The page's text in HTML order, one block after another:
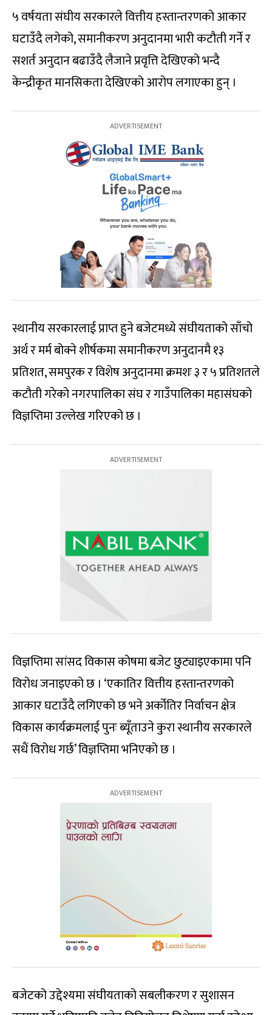
५ वर्षयता संघीय सरकारले वित्तीय हस्तान्तरणको आकार
घटाउँदै लगेको, समानीकरण अनुदानमा भारी कटौती गर्ने र
सशर्त अनुदान बढाउँदै लैजाने प्रवृत्ति देखिएको भन्दै
केन्द्रीकृत मानसिकता देखिएको आरोप लगाएका हुन् ।
स्थानीय सरकारलाई प्राप्त हुने बजेटमध्ये संघीयताको साँचो
अर्थ र मर्म बोक्ने शीर्षकमा समानीकरण अनुदानमै १३
प्रतिशत, समपुरक र विशेष अनुदानमा क्रमशः ३ र ५ प्रतिशतले
कटौती गरेको नगरपालिका संघ र गाउँपालिका महासंघको
विज्ञप्तिमा उल्लेख गरिएको छ ।
विज्ञप्तिमा सांसद विकास कोषमा बजेट छुट्याइएकामा पनि
विरोध जनाइएको छ । ‘एकातिर वित्तीय हस्तान्तरणको
आकार घटाउँदै लगिएको छ भने अर्कोतिर निर्वाचन क्षेत्र
विकास कार्यक्रमलाई पुनः ब्यूँताउने कुरा स्थानीय सरकारले
सधैं विरोध गर्छ’ विज्ञप्तिमा भनिएको छ ।
बजेटको उद्देश्यमा संघीयताको सबलीकरण र सुशासन